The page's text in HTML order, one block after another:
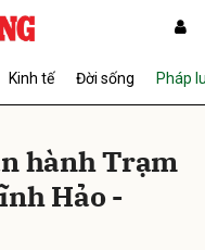
Kinh tế Đời sống Pháp
hành Trạm
Hảo -